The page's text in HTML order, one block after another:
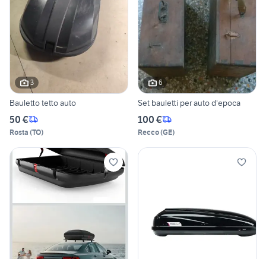
3
Bauletto tetto auto
50 €
Rosta (TO)
6
Set bauletti per auto d'epoca
100 €
Recco(GE)